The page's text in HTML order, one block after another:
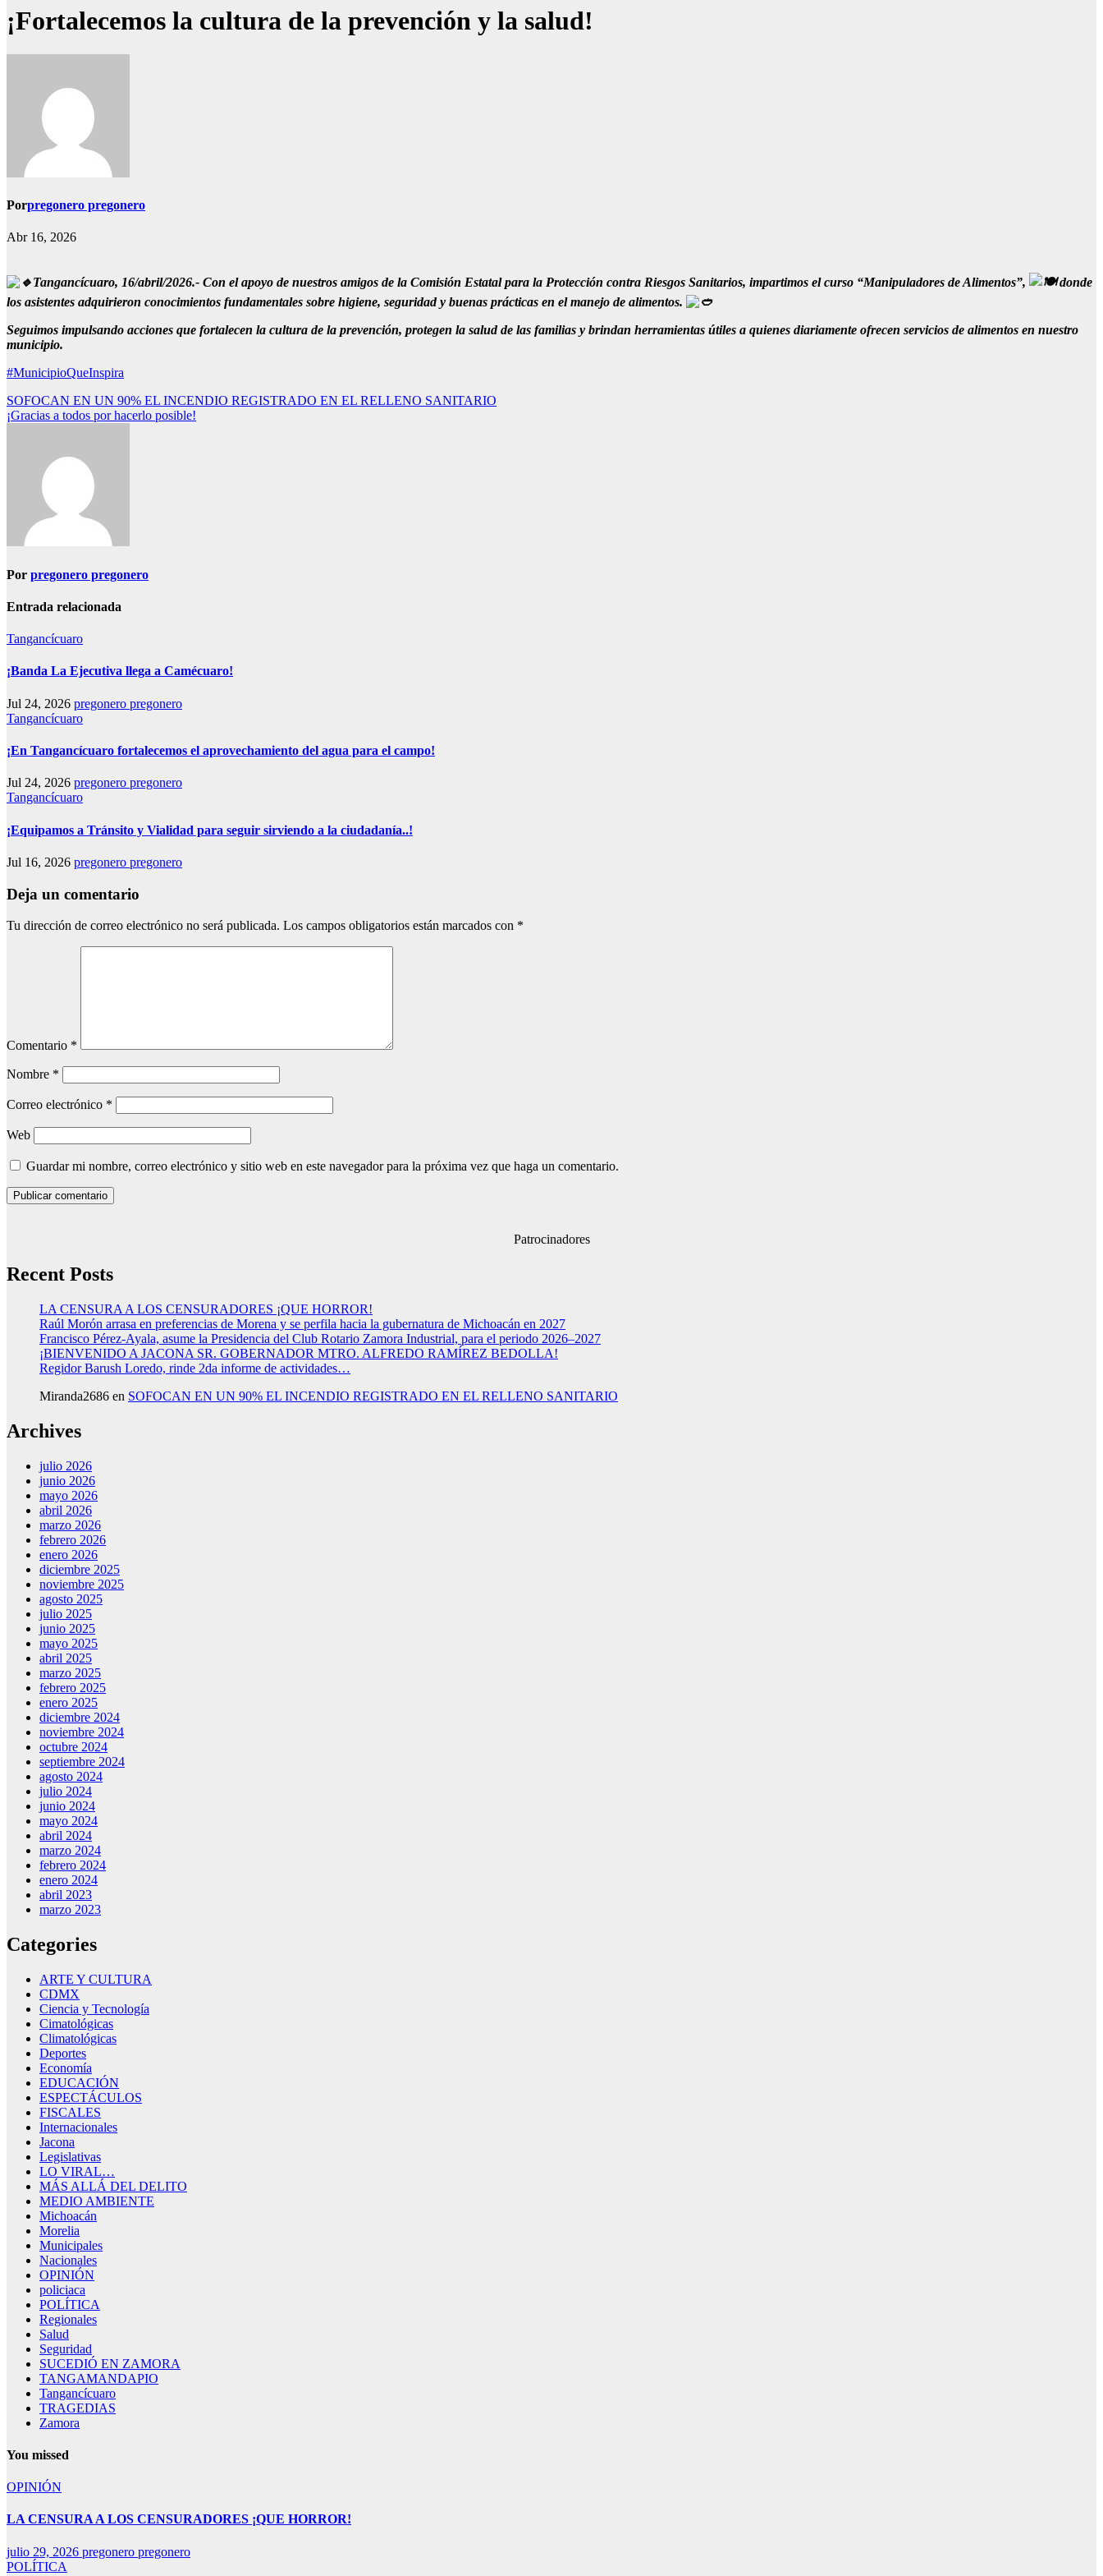
¡Fortalecemos la cultura de la prevención y la salud!
Porpregonero pregonero
Abr 16, 2026
Tangancícuaro, 16/abril/2026.- Con el apoyo de nuestros amigos de la Comisión Estatal para la Protección contra Riesgos Sanitarios, impartimos el curso “Manipuladores de Alimentos”,
donde
los asistentes adquirieron conocimientos fundamentales sobre higiene, seguridad y buenas prácticas en el manejo de alimentos.
Seguimos impulsando acciones que fortalecen la cultura de la prevención, protegen la salud de las familias y brindan herramientas útiles a quienes diariamente ofrecen servicios de alimentos en nuestro
municipio.
#MunicipioQueInspira
Navegación
de
SOFOCAN EN UN 90% EL INCENDIO REGISTRADO EN EL RELLENO SANITARIO
¡Gracias a todos por hacerlo posible!
Por pregonero pregonero
Entrada relacionada
Tangancícuaro
¡Banda La Ejecutiva llega a Camécuaro!
Jul 24, 2026 pregonero pregonero
Tangancícuaro
¡En Tangancícuaro fortalecemos el aprovechamiento del agua para el campo!
Jul 24, 2026 pregonero pregonero
Tangancícuaro
¡Equipamos a Tránsito y Vialidad para seguir sirviendo a la ciudadanía..!
Jul 16, 2026 pregonero pregonero
Deja un comentario
Tu dirección de correo electrónico no será publicada. Los campos obligatorios están marcados con *
Comentario *
Nombre *
Correo electrónico *
Web
Guardar mi nombre, correo electrónico y sitio web en este navegador para la próxima vez que haga un comentario.
Patrocinadores
Recent Posts
LA CENSURA A LOS CENSURADORES ¡QUE HORROR!
Raúl Morón arrasa en preferencias de Morena y se perfila hacia la gubernatura de Michoacán en 2027
Francisco Pérez-Ayala, asume la Presidencia del Club Rotario Zamora Industrial, para el periodo 2026–2027
¡BIENVENIDO A JACONA SR. GOBERNADOR MTRO. ALFREDO RAMÍREZ BEDOLLA!
Regidor Barush Loredo, rinde 2da informe de actividades…
Miranda2686 en SOFOCAN EN UN 90% EL INCENDIO REGISTRADO EN EL RELLENO SANITARIO
Archives
julio 2026
junio 2026
mayo 2026
abril 2026
marzo 2026
febrero 2026
enero 2026
diciembre 2025
noviembre 2025
agosto 2025
julio 2025
junio 2025
mayo 2025
abril 2025
marzo 2025
febrero 2025
enero 2025
diciembre 2024
noviembre 2024
octubre 2024
septiembre 2024
agosto 2024
julio 2024
junio 2024
mayo 2024
abril 2024
marzo 2024
febrero 2024
enero 2024
abril 2023
marzo 2023
Categories
ARTE Y CULTURA
CDMX
Ciencia y Tecnología
Cimatológicas
Climatológicas
Deportes
Economía
EDUCACIÓN
ESPECTÁCULOS
FISCALES
Internacionales
Jacona
Legislativas
LO VIRAL…
MÁS ALLÁ DEL DELITO
MEDIO AMBIENTE
Michoacán
Morelia
Municipales
Nacionales
OPINIÓN
policiaca
POLÍTICA
Regionales
Salud
Seguridad
SUCEDIÓ EN ZAMORA
TANGAMANDAPIO
Tangancícuaro
TRAGEDIAS
Zamora
You missed
OPINIÓN
LA CENSURA A LOS CENSURADORES ¡QUE HORROR!
julio 29, 2026 pregonero pregonero
POLÍTICA